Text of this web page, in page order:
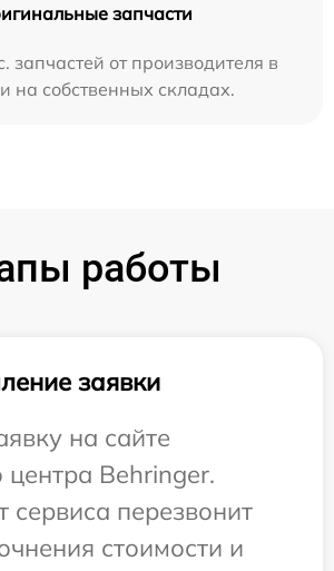
запчасти
запчастей от производителя в
на собственных складах.
работы
заявки
на сайте
центра Behringer.
сервиса перезвонит
стоимости и